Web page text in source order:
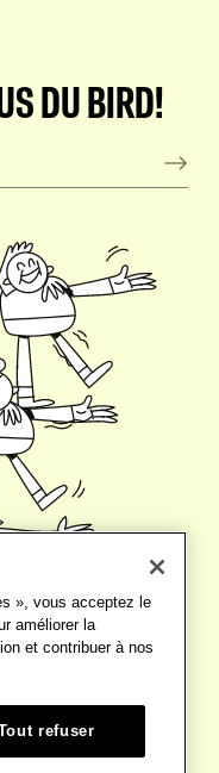
DU BIRD!
», vous acceptez le
améliorer la
et contribuer à nos
refuser